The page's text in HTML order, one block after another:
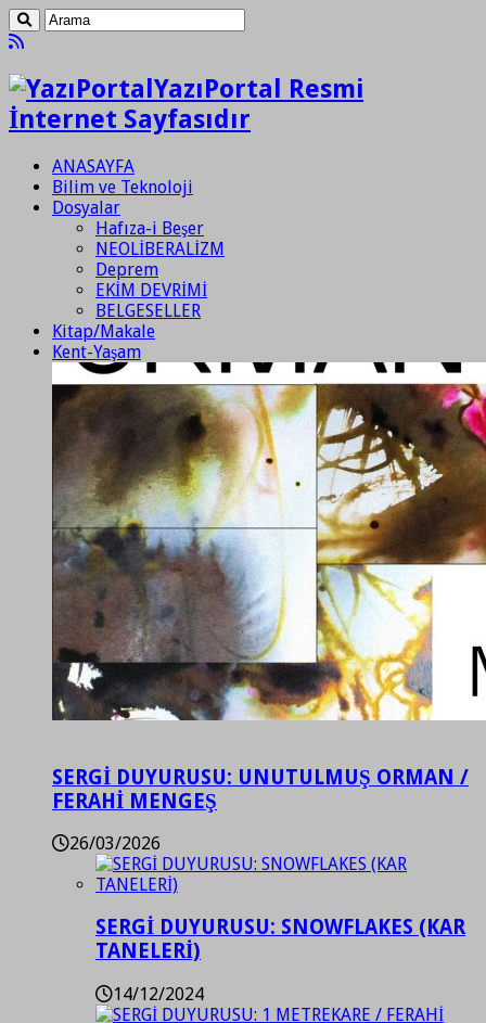
YazıPortal Resmi
İnternet Sayfasıdır
ANASAYFA
Bilim ve Teknoloji
Dosyalar
Hafıza-i Beşer
NEOLİBERALİZM
Deprem
EKİM DEVRİMİ
BELGESELLER
Kitap/Makale
Kent-Yaşam
SERGİ DUYURUSU: UNUTULMUŞ ORMAN /
FERAHİ MENGEŞ
26/03/2026
SERGİ DUYURUSU: SNOWFLAKES (KAR
TANELERİ)
14/12/2024